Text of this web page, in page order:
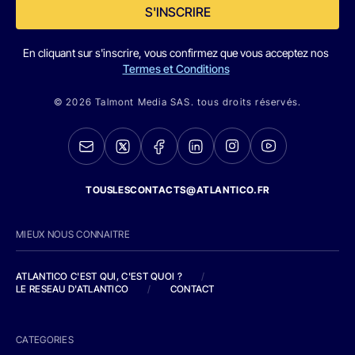
S'INSCRIRE
En cliquant sur s'inscrire, vous confirmez que vous acceptez nos
Termes et Conditions
© 2026 Talmont Media SAS. tous droits réservés.
TOUSLESCONTACTS@ATLANTICO.FR
MIEUX NOUS CONNAITRE
ATLANTICO C'EST QUI, C'EST QUOI ?
/
LE RESEAU D'ATLANTICO
/ CONTACT
CATEGORIES